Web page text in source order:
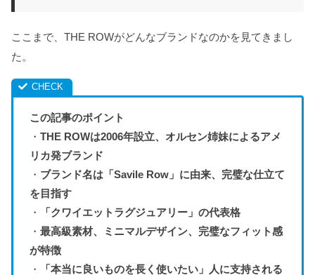
ここまで、THE ROWがどんなブランドなのかを見てきまし
た。
この記事のポイント
・ THE ROWは2006年設立、オルセン姉妹によるアメ
リカ発ブランド
・ ブランド名は「Savile Row」に由来、完璧な仕立て
を目指す
・
「クワイエットラグジュアリー」の代表格
・ 最高級素材、ミニマルデザイン、完璧なフィット感
が特徴
・
「本当に良いものを長く使いたい」人に支持される